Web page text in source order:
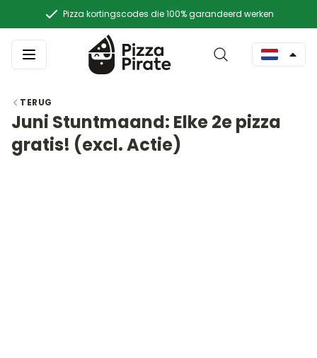
Pizza kortingscodes die 100% garandeerd werken
TERUG
Juni Stuntmaand: Elke 2e pizza
gratis! (excl. Actie)